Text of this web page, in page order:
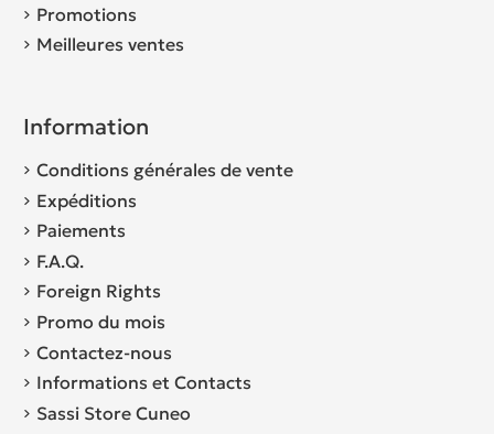
Promotions
Meilleures ventes
Information
Conditions générales de vente
Expéditions
Paiements
F.A.Q.
Foreign Rights
Promo du mois
Contactez-nous
Informations et Contacts
Sassi Store Cuneo